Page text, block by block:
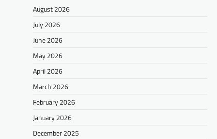
August 2026
July 2026
June 2026
May 2026
April 2026
March 2026
February 2026
January 2026
December 2025